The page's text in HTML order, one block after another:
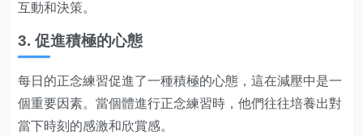
互動和決策。
3. 促進積極的心態
每日的正念練習促進了一種積極的心態，這在減壓中是一
個重要因素。當個體進行正念練習時，他們往往培養出對
當下時刻的感激和欣賞感。